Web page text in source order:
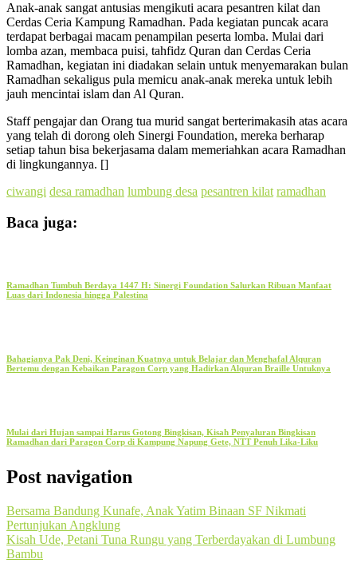
Anak-anak sangat antusias mengikuti acara pesantren kilat dan
Cerdas Ceria Kampung Ramadhan. Pada kegiatan puncak acara
terdapat berbagai macam penampilan peserta lomba. Mulai dari
lomba azan, membaca puisi, tahfidz Quran dan Cerdas Ceria
Ramadhan, kegiatan ini diadakan selain untuk menyemarakan bulan
Ramadhan sekaligus pula memicu anak-anak mereka untuk lebih
jauh mencintai islam dan Al Quran.
Staff pengajar dan Orang tua murid sangat berterimakasih atas acara
yang telah di dorong oleh Sinergi Foundation, mereka berharap
setiap tahun bisa bekerjasama dalam memeriahkan acara Ramadhan
di lingkungannya. []
ciwangi desa ramadhan lumbung desa pesantren kilat ramadhan
Baca juga:
Ramadhan Tumbuh Berdaya 1447 H: Sinergi Foundation Salurkan Ribuan Manfaat
Luas dari Indonesia hingga Palestina
Bahagianya Pak Deni, Keinginan Kuatnya untuk Belajar dan Menghafal Alquran
Bertemu dengan Kebaikan Paragon Corp yang Hadirkan Alquran Braille Untuknya
Mulai dari Hujan sampai Harus Gotong Bingkisan, Kisah Penyaluran Bingkisan
Ramadhan dari Paragon Corp di Kampung Napung Gete, NTT Penuh Lika-Liku
Post navigation
Bersama Bandung Kunafe, Anak Yatim Binaan SF Nikmati
Pertunjukan Angklung
Kisah Ude, Petani Tuna Rungu yang Terberdayakan di Lumbung
Bambu